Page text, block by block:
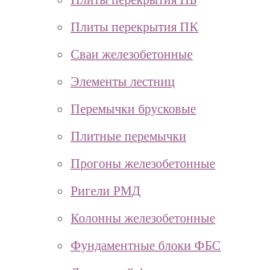
Плиты перекрытия ПК
Сваи железобетонные
Элементы лестниц
Перемычки брусковые
Плитные перемычки
Прогоны железобетонные
Ригели РМД
Колонны железобетонные
Фундаментные блоки ФБС